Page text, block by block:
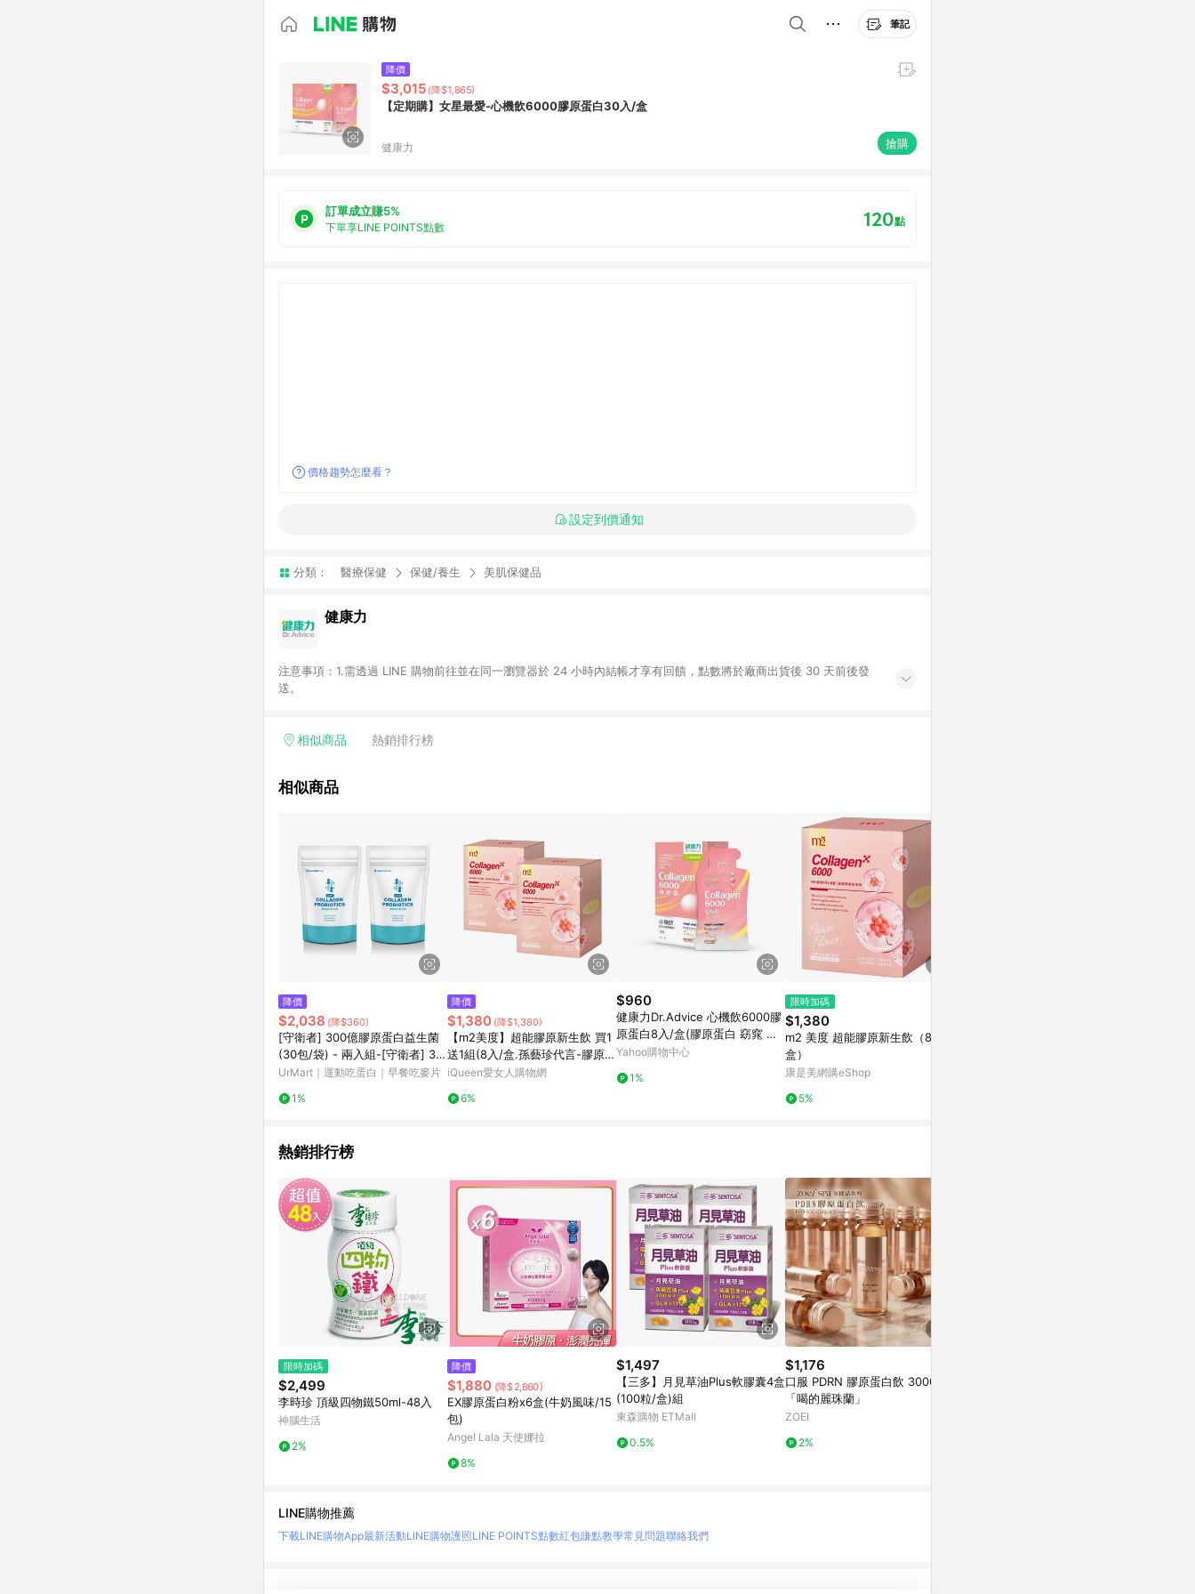
筆記
降價
$3,015 (降$1,865)
【定期購】女星最愛-心機飲6000膠原蛋白30入/盒
健康力 搶購
訂單成立賺5%
下單享LINE POINTS點數 120點
價格趨勢怎麼看？
設定到價通知
分類： 醫療保健 保健/養生 美肌保健品
健康力
注意事項：1.需透過 LINE 購物前往並在同一瀏覽器於 24 小時內結帳才享有回饋，點數將於廠商出貨後 30 天前後發
送。
相似商品 熱銷排行榜
相似商品
降價
$2,038 (降$360)
[守衛者] 300億膠原蛋白益生菌
(30包/袋) - 兩入組-[守衛者] 30
0億膠原蛋白益生菌 (30包/袋) -
UrMart｜運動吃蛋白｜早餐吃麥片
1%
降價
$1,380 (降$1,380)
【m2美度】超能膠原新生飲 買1
送1組(8入/盒.孫藝珍代言-膠原蛋
白)
iQueen愛女人購物網
6%
$960
健康力Dr.Advice 心機飲6000膠
原蛋白8入/盒(膠原蛋白 窈窕 酵
素 殼胱甘肽)
Yahoo購物中心
1%
限時加碼
$1,380
m2 美度 超能膠原新生飲（8入/
盒）
康是美網購eShop
5%
熱銷排行榜
限時加碼
$2,499
李時珍 頂級四物鐵50ml-48入
神腦生活
2%
降價
$1,880 (降$2,860)
EX膠原蛋白粉x6盒(牛奶風味/15
包)
Angel Lala 天使娜拉
8%
$1,497
【三多】月見草油Plus軟膠囊4盒
(100粒/盒)組
東森購物 ETMall
0.5%
$1,176
口服 PDRN 膠原蛋白飲 3000mg
「喝的麗珠蘭」
ZOEI
2%
LINE購物推薦
下載LINE購物App最新活動LINE購物護照LINE POINTS點數紅包賺點教學常見問題聯絡我們